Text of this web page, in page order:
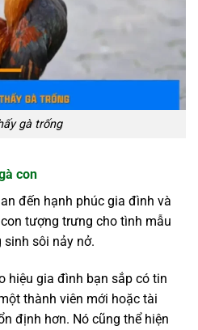
gà trống
con
đến hạnh phúc gia đình và
tượng trưng cho tình mẫu
sinh sôi nảy nở.
hiệu gia đình bạn sắp có tin
thành viên mới hoặc tài
định hơn. Nó cũng thể hiện